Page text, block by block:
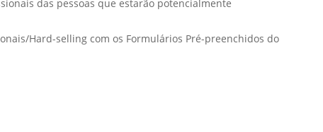
das pessoas que estarão potencialmente
Hard-selling com os Formulários Pré-preenchidos do